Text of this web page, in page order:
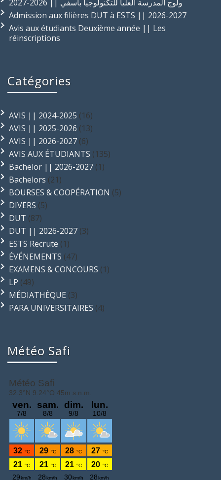
ولوج المدرسة العليا للتكنولوجيا بأسفي || 2026-2027
Admission aux filières DUT à ESTS || 2026-2027
Avis aux étudiants Deuxième année || Les
réinscriptions
Catégories
AVIS || 2024-2025 (16)
AVIS || 2025-2026 (13)
AVIS || 2026-2027 (6)
AVIS AUX ÉTUDIANTS (135)
Bachelor || 2026-2027 (1)
Bachelors (21)
BOURSES & COOPÉRATION (5)
DIVERS (5)
DUT (87)
DUT || 2026-2027 (3)
ESTS Recrute (1)
ÉVÉNEMENTS (47)
EXAMENS & CONCOURS (1)
LP (49)
MÉDIATHÈQUE (3)
PARA UNIVERSITAIRES (4)
Météo Safi